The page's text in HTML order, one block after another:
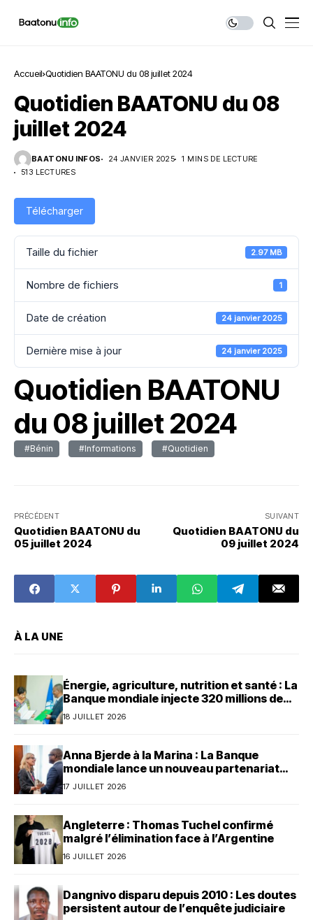
Accueil Quotidien BAATONU du 08 juillet 2024
Quotidien BAATONU du 08
juillet 2024
BAATONU INFOS 24 JANVIER 2025
1 MINS DE LECTURE
513 LECTURES
Télécharger
Taille du fichier 2.97 MB
Nombre de fichiers 1
Date de création 24 janvier 2025
Dernière mise à jour 24 janvier 2025
Quotidien BAATONU
du 08 juillet 2024
#Bénin #Informations #Quotidien
PRÉCÉDENT
Quotidien BAATONU du
05 juillet 2024
SUIVANT
Quotidien BAATONU du
09 juillet 2024
À LA UNE
Énergie, agriculture, nutrition et santé : La
Banque mondiale injecte 320 millions de
dollars au Bénin
18 JUILLET 2026
Anna Bjerde à la Marina : La Banque
mondiale lance un nouveau partenariat
avec le Bénin
17 JUILLET 2026
Angleterre : Thomas Tuchel confirmé
malgré l’élimination face à l’Argentine
16 JUILLET 2026
Dangnivo disparu depuis 2010 : Les doutes
persistent autour de l’enquête judiciaire